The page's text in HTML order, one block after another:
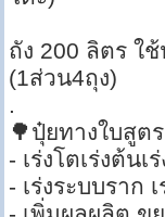
ถัง 200 ลิตร ใ
(1ส่วน4ถุง)
.
🌳ปุ๋ยทางใบสู
- เร่งโตเร่งต้นเ
- เร่งระบบราก